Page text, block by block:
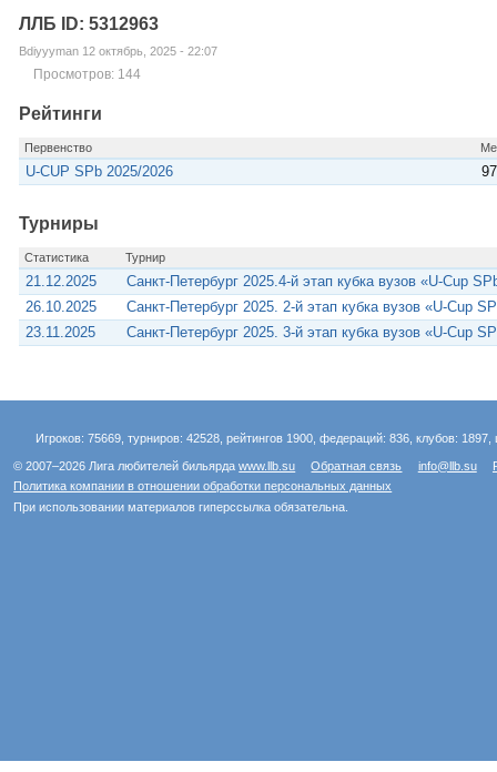
ЛЛБ ID: 5312963
Bdiyyyman 12 октябрь, 2025 - 22:07
Просмотров: 144
Рейтинги
Первенство
U-CUP SPb 2025/2026 97
Турниры
Статистика Турнир
21.12.2025
Санкт-Петербург 2025.4-й этап кубка вузов «U-Cup
26.10.2025
Санкт-Петербург 2025. 2-й этап кубка вузов «U-Cup
23.11.2025
Санкт-Петербург 2025. 3-й этап кубка вузов «U-Cup
Игроков: 75669, турниров: 42528, рейтингов 1900, федераций: 836, клубов:
© 2007–2026 Лига любителей бильярдаwww.llb.su Обратная связь info@llb.su
Политика компании в отношении обработки персональных данных
При использовании материалов гиперссылка обязательна.